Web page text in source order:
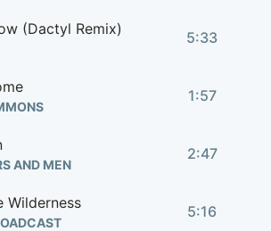
(Dactyl Remix) 5:33
1:57
AND MEN
2:47
Wilderness 5:16